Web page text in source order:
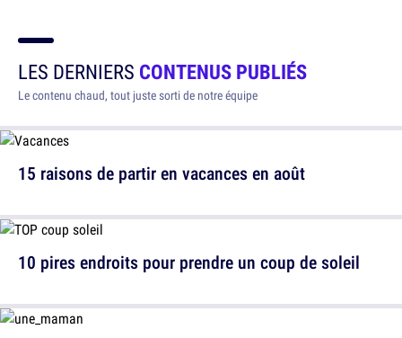
LES DERNIERS CONTENUS PUBLIÉS
Le contenu chaud, tout juste sorti de notre équipe
15 raisons de partir en vacances en août
10 pires endroits pour prendre un coup de soleil